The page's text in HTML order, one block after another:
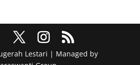
Lestari | Managed by